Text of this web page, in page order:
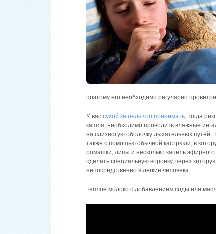
поэтому его необходимо регулярно
У вас сухой кашель что принимать, тогда
кашля, необходимо проводить влажные
на слизистую оболочку дыхательных
также с помощью обычной кастрюли, в
ромашки, липы и несколько капель
сделать специальную воронку, через
непосредственно в легкие человека.
Теплое молоко с добавлением соды или